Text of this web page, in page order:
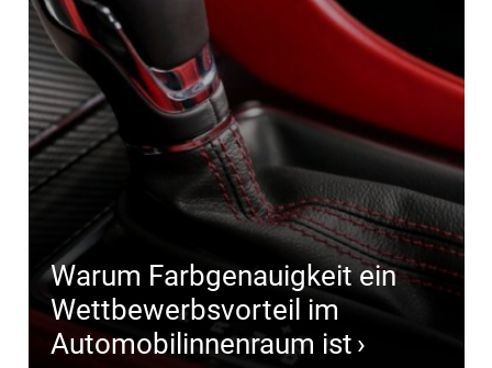
Warum Farbgenauigkeit ein
Wettbewerbsvorteil im
Automobilinnenraum ist